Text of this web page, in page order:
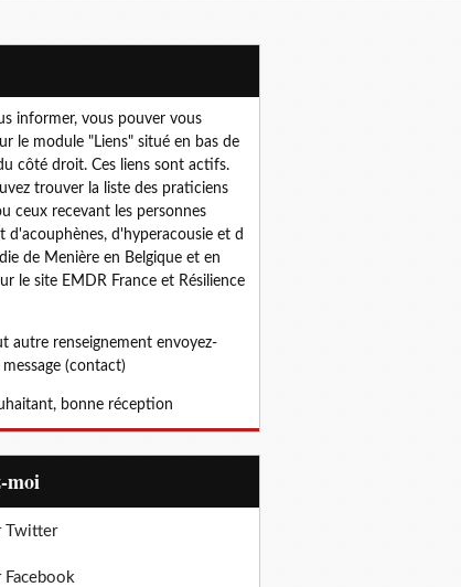
informer, vous pouver vous
le module "Liens" situé en bas de
côté droit. Ces liens sont actifs.
trouver la liste des praticiens
ceux recevant les personnes
d'acouphènes, d'hyperacousie et d
de Menière en Belgique et en
le site EMDR France et Résilience
autre renseignement envoyez-
(contact)
bonne réception
moi
Twitter
Facebook